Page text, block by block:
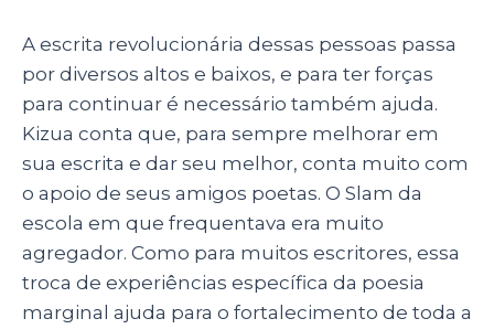
A escrita revolucionária dessas pessoas passa
por diversos altos e baixos, e para ter forças
para continuar é necessário também ajuda.
Kizua conta que, para sempre melhorar em
sua escrita e dar seu melhor, conta muito com
o apoio de seus amigos poetas. O Slam da
escola em que frequentava era muito
agregador. Como para muitos escritores, essa
troca de experiências específica da poesia
marginal ajuda para o fortalecimento de toda a